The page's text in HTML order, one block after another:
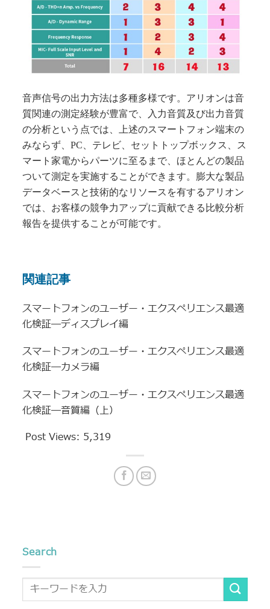
音声信号の出力方法は多種多様です。アリオンは音
質関連の測定経験が豊富で、入力音質及び出力音質
の分析という点では、上述のスマートフォン端末の
みならず、PC、テレビ、セットトップボックス、ス
マート家電からパーツに至るまで、ほとんどの製品
ついて測定を実施することができます。膨大な製品
データベースと技術的なリソースを有するアリオン
では、お客様の競争力アップに貢献できる比較分析
報告を提供することが可能です。
関連記事
スマートフォンのユーザー・エクスペリエンス最適
化検証―ディスプレイ編
スマートフォンのユーザー・エクスペリエンス最適
化検証―カメラ編
スマートフォンのユーザー・エクスペリエンス最適
化検証―音質編（上）
Post Views: 5,319
Search